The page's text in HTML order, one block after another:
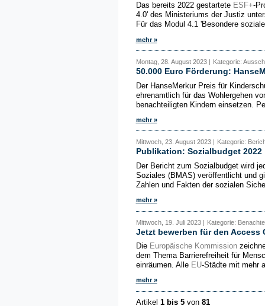
Das bereits 2022 gestartete ESF+-
4.0' des Ministeriums der Justiz
Für das Modul 4.1 'Besondere
mehr »
Montag, 28. August 2023 | Kategorie:
50.000 Euro Förderung:
Der HanseMerkur Preis für
ehrenamtlich für das Wohlergehen
benachteiligten Kindern einsetzen.
mehr »
Mittwoch, 23. August 2023 | Kategorie:
Publikation: Sozialbudget 2022
Der Bericht zum Sozialbudget wird
Soziales (BMAS) veröffentlicht und
Zahlen und Fakten der sozialen
mehr »
Mittwoch, 19. Juli 2023 | Kategorie:
Jetzt bewerben für den Access
Die Europäische Kommission
dem Thema Barrierefreiheit für
einräumen. Alle EU-Städte mit mehr
mehr »
Artikel 1 bis 5von 81